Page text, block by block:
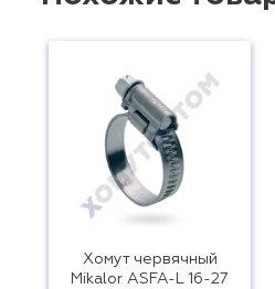
Хомут червячный
Mikalor ASFA-L 16-27